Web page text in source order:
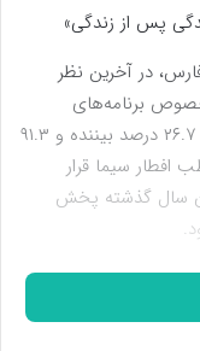
در آخرین نظر
برنامه‌های
رمضانی صداوسیما، «زندگی پس از زندگی» با ۲۶.۷ درصد بیننده و ۹۱.۳
افطار سیما قرار
سال گذشته پخش
ویژه برنامه‌ای که